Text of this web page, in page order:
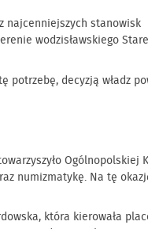
najcenniejszych stanowisk
wodzisławskiego
potrzebę, decyzją władz
Ogólnopolskiej
numizmatykę. Na tę
która kierowała